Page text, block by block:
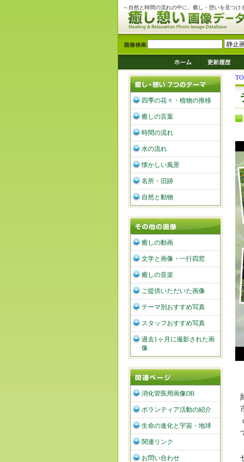
～自然と時間の流れの中に、癒し・憩いを見つけ
四季の花々・植物の推移
癒しの言葉
時間の流れ
水の流れ
懐かしい風景
名所・旧跡
自然と動物
癒しの動画
文学と画像・一行四窓
癒しの音楽
ご提供いただいた画像
テーマ別おすすめ写真
スタッフおすすめ写真
過去1ヶ月に撮影された画
像
消化管医用画像DB
ボランティア活動の紹介
生命の進化と宇宙・地球
関連リンク
お問い合わせ